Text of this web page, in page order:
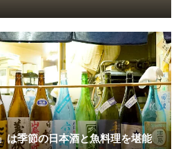
は季節の日本酒と魚料理を堪能